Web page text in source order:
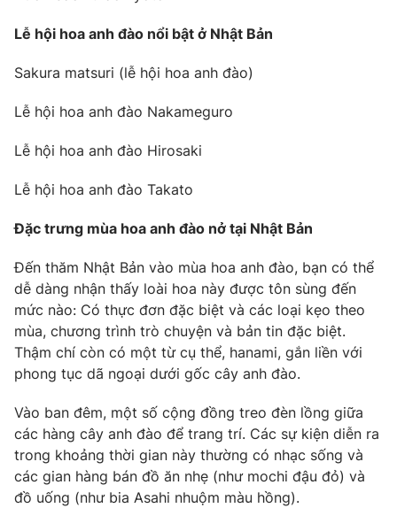
Lễ hội hoa anh đào nổi bật ở Nhật Bản
Sakura matsuri (lễ hội hoa anh đào)
Lễ hội hoa anh đào Nakameguro
Lễ hội hoa anh đào Hirosaki
Lễ hội hoa anh đào Takato
Đặc trưng mùa hoa anh đào nở tại Nhật Bản
Đến thăm Nhật Bản vào mùa hoa anh đào, bạn có thể
dễ dàng nhận thấy loài hoa này được tôn sùng đến
mức nào: Có thực đơn đặc biệt và các loại kẹo theo
mùa, chương trình trò chuyện và bản tin đặc biệt.
Thậm chí còn có một từ cụ thể, hanami, gắn liền với
phong tục dã ngoại dưới gốc cây anh đào.
Vào ban đêm, một số cộng đồng treo đèn lồng giữa
các hàng cây anh đào để trang trí. Các sự kiện diễn ra
trong khoảng thời gian này thường có nhạc sống và
các gian hàng bán đồ ăn nhẹ (như mochi đậu đỏ) và
đồ uống (như bia Asahi nhuộm màu hồng).